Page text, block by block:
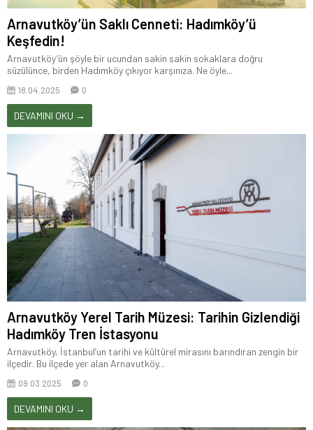
Arnavutköy’ün Saklı Cenneti: Hadımköy’ü
Keşfedin!
Arnavutköy’ün şöyle bir ucundan sakin sakin sokaklara doğru
süzülünce, birden Hadımköy çıkıyor karşınıza. Ne öyle...
18.04.2025 0
DEVAMINI OKU →
Arnavutköy Yerel Tarih Müzesi: Tarihin Gizlendiği
Hadımköy Tren İstasyonu
Arnavutköy, İstanbul’un tarihi ve kültürel mirasını barındıran zengin bir
ilçedir. Bu ilçede yer alan Arnavutköy...
09.03.2025 0
DEVAMINI OKU →